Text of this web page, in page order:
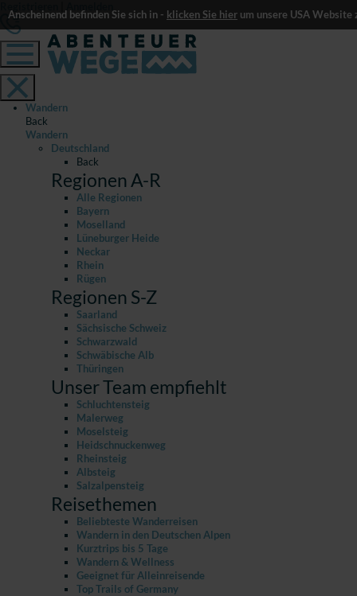
Anscheinend befinden Sie sich in - klicken Sie hier um unsere USA Website
Wandern
Back
Wandern
Deutschland
Back
Regionen A-R
Alle Regionen
Bayern
Moselland
Lüneburger Heide
Neckar
Rhein
Rügen
Regionen S-Z
Saarland
Sächsische Schweiz
Schwarzwald
Schwäbische Alb
Thüringen
Unser Team empfiehlt
Schluchtensteig
Malerweg
Moselsteig
Heidschnuckenweg
Rheinsteig
Albsteig
Salzalpensteig
Reisethemen
Beliebteste Wanderreisen
Wandern in den Deutschen Alpen
Kurztrips bis 5 Tage
Wandern & Wellness
Geeignet für Alleinreisende
Top Trails of Germany